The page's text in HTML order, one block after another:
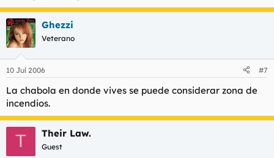
Ghezzi
Veterano
10 Jul 2006 #7
La chabola en donde vives se puede considerar zona de
incendios.
T Their Law.
Guest